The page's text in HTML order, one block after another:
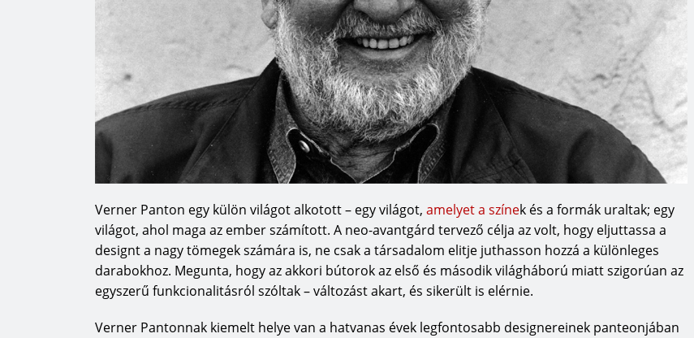
Verner Panton egy külön világot alkotott – egy világot, amelyet a színek és a formák uraltak; egy
világot, ahol maga az ember számított. A neo-avantgárd tervező célja az volt, hogy eljuttassa a
designt a nagy tömegek számára is, ne csak a társadalom elitje juthasson hozzá a különleges
darabokhoz. Megunta, hogy az akkori bútorok az első és második világháború miatt szigorúan az
egyszerű funkcionalitásról szóltak – változást akart, és sikerült is elérnie.
Verner Pantonnak kiemelt helye van a hatvanas évek legfontosabb designereinek panteonjában